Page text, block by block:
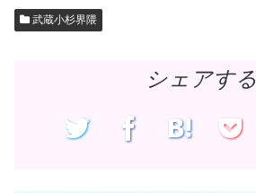
武蔵小杉界隈
シェアする